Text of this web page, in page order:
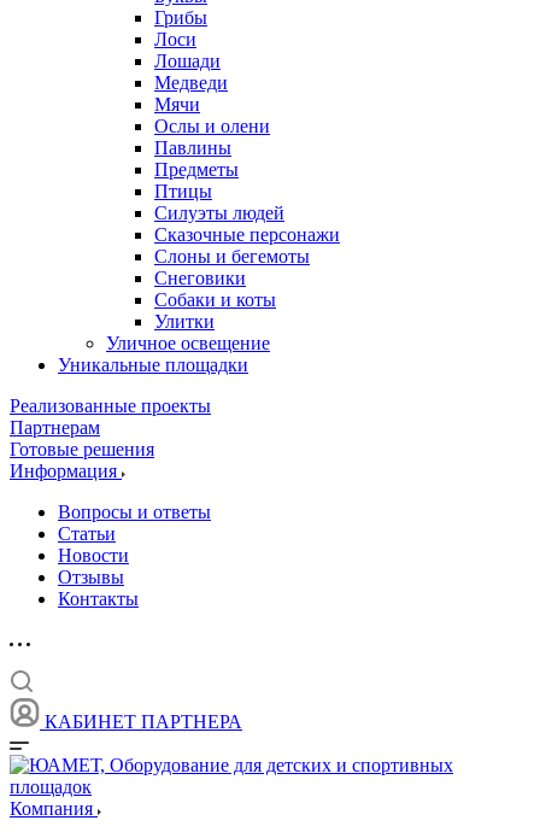
Грибы
Лоси
Лошади
Медведи
Мячи
Ослы и олени
Павлины
Предметы
Птицы
Силуэты людей
Сказочные персонажи
Слоны и бегемоты
Снеговики
Собаки и коты
Улитки
Уличное освещение
Уникальные площадки
Реализованные проекты
Партнерам
Готовые решения
Информация
Вопросы и ответы
Статьи
Новости
Отзывы
Контакты
КАБИНЕТ ПАРТНЕРА
Компания